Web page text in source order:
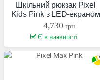
Шкільний рюкзак Pixel
Kids Pink з LED-екраном
4,730 грн
Є в наявності